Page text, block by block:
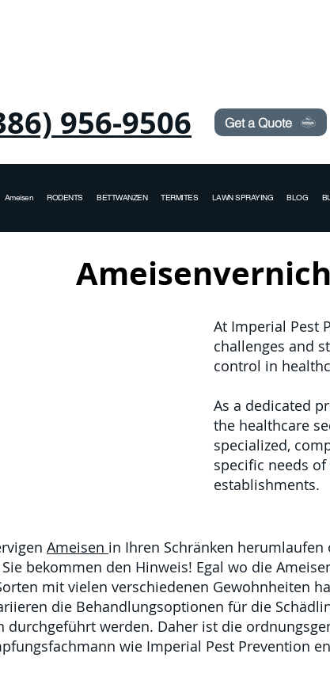
956-9506 Get a Quote
Ameisen RODENTS BETTWANZEN TERMITES LAWN SPRAYING BLOG
At Imperial Pest
challenges and
control in
As a dedicated
the healthcare
specialized,
specific needs
establishments.
Ameisen in Ihren Schränken
bekommen den Hinweis! Egal wo die
mit vielen verschiedenen Gewohnheiten
die Behandlungsoptionen für die
durchgeführt werden. Daher ist die
wie Imperial Pest Prevention